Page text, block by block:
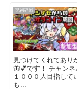
呪術廻戦
見つけてくれてあ
🦋💕です！ チャン
１０００人目指して
も...